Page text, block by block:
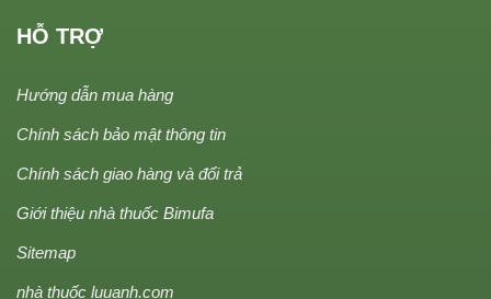
HỖ TRỢ
Hướng dẫn mua hàng
Chính sách bảo mật thông tin
Chính sách giao hàng và đổi trả
Giới thiệu nhà thuốc Bimufa
Sitemap
nhà thuốc luuanh.com